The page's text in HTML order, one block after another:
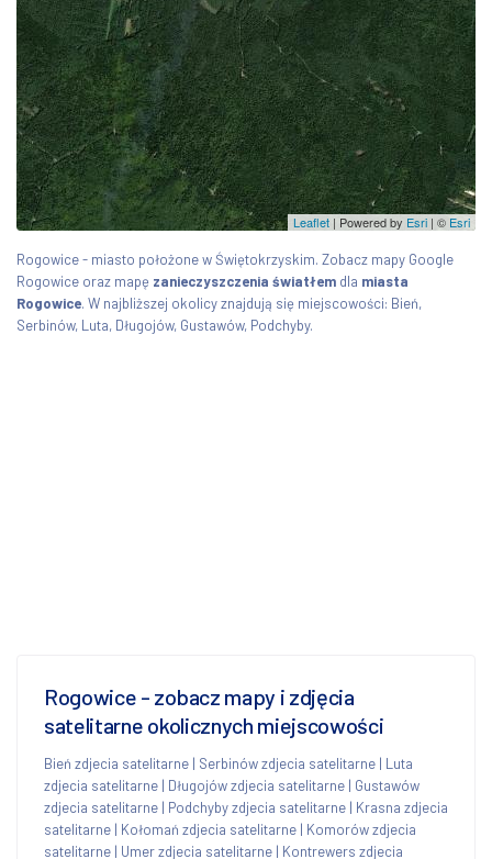
Leaflet | Powered by Esri | © Esri
Rogowice - miasto położone w Świętokrzyskim. Zobacz mapy Google
Rogowice oraz mapę zanieczyszczenia światłem dla miasta
Rogowice. W najbliższej okolicy znajdują się miejscowości: Bień,
Serbinów, Luta, Długojów, Gustawów, Podchyby.
Rogowice - zobacz mapy i zdjęcia
satelitarne okolicznych miejscowości
Bień zdjecia satelitarne | Serbinów zdjecia satelitarne | Luta
zdjecia satelitarne | Długojów zdjecia satelitarne | Gustawów
zdjecia satelitarne | Podchyby zdjecia satelitarne | Krasna zdjecia
satelitarne | Kołomań zdjecia satelitarne | Komorów zdjecia
satelitarne | Umer zdjecia satelitarne | Kontrewers zdjecia